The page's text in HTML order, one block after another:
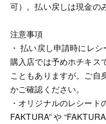
可）。払い戻しは現金のみ
注意事項
・ 払い戻し申請時にレ
購入店では予めホチキス
こともありますが。ご自
かご確認ください。
・オリジナルのレシート
FAKTURA” や